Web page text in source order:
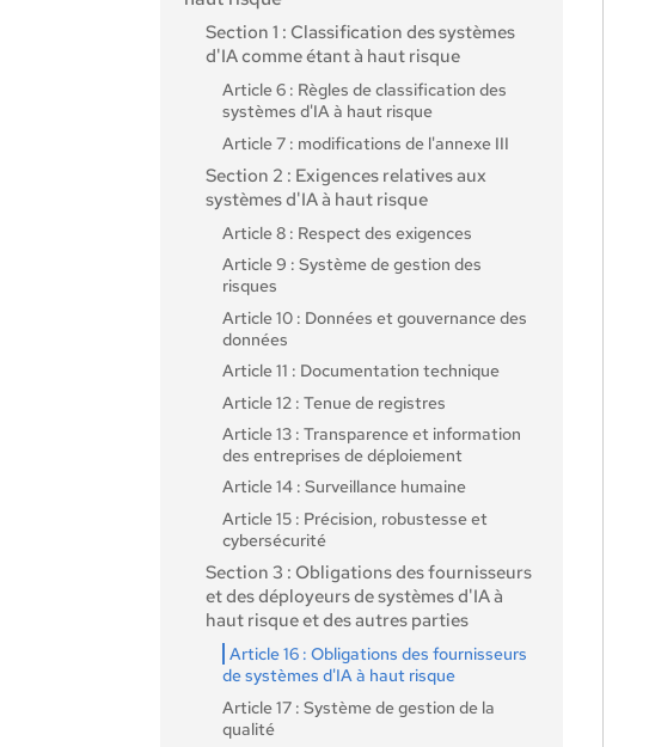
Section 1 : Classification des systèmes
d'IA comme étant à haut risque
Article 6 : Règles de classification des
systèmes d'IA à haut risque
Article 7 : modifications de l'annexe III
Section 2 : Exigences relatives aux
systèmes d'IA à haut risque
Article 8 : Respect des exigences
Article 9 : Système de gestion des
risques
Article 10 : Données et gouvernance des
données
Article 11 : Documentation technique
Article 12 : Tenue de registres
Article 13 : Transparence et information
des entreprises de déploiement
Article 14 : Surveillance humaine
Article 15 : Précision, robustesse et
cybersécurité
Section 3 : Obligations des fournisseurs
et des déployeurs de systèmes d'IA à
haut risque et des autres parties
Article 16 : Obligations des fournisseurs
de systèmes d'IA à haut risque
Article 17 : Système de gestion de la
qualité